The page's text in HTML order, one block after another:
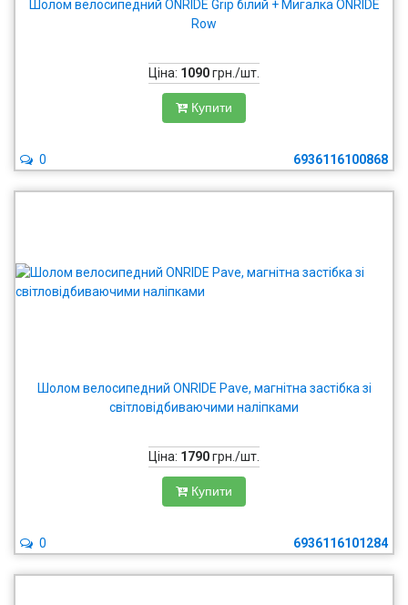
Шолом велосипедний ONRIDE Grip білий + Мигалка ONRIDE
Row
Ціна: 1090грн./шт.
Купити
6936116100868
0
Шолом велосипедний ONRIDE Pave, магнітна застібка зі
світловідбиваючими наліпками
Ціна: 1790грн./шт.
Купити
6936116101284
0